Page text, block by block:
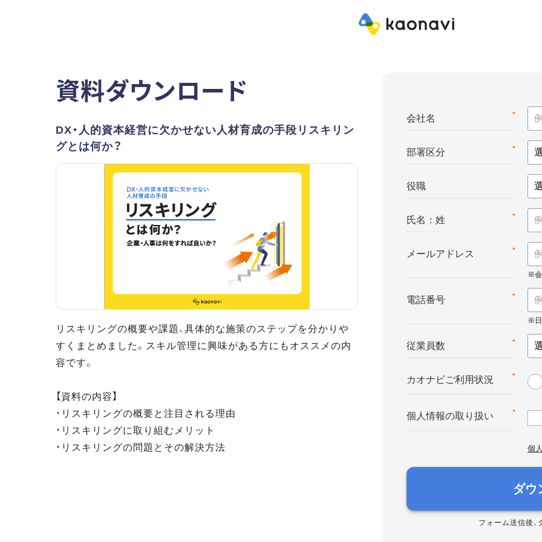
資料ダウンロード
DX・人的資本経営に欠かせない人材育成の手段リスキリン
グとは何か？
リスキリングの概要や課題、具体的な施策のステップを分かりや
すくまとめました。スキル管理に興味がある方にもオススメの内
容です。
【資料の内容】
・リスキリングの概要と注目される理由
・リスキリングに取り組むメリット
・リスキリングの問題とその解決方法
*
会社名
*
部署区分
役職
*
氏名：姓
*
メールアドレス
*
電話番号
*
従業員数
*
カオナビご利用状況
*
個人情報の取り扱い
個
ダウ
フォーム送信後